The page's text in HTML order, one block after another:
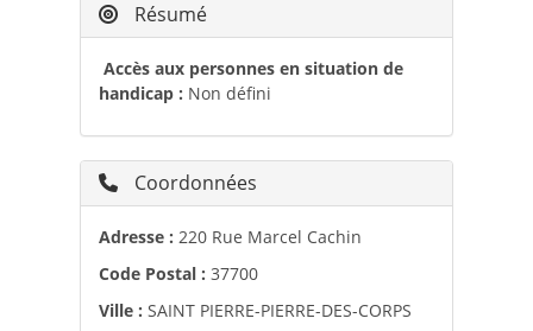
Résumé
Accès aux personnes en situation de
handicap : Non défini
Coordonnées
Adresse : 220 Rue Marcel Cachin
Code Postal : 37700
Ville : SAINT PIERRE-PIERRE-DES-CORPS